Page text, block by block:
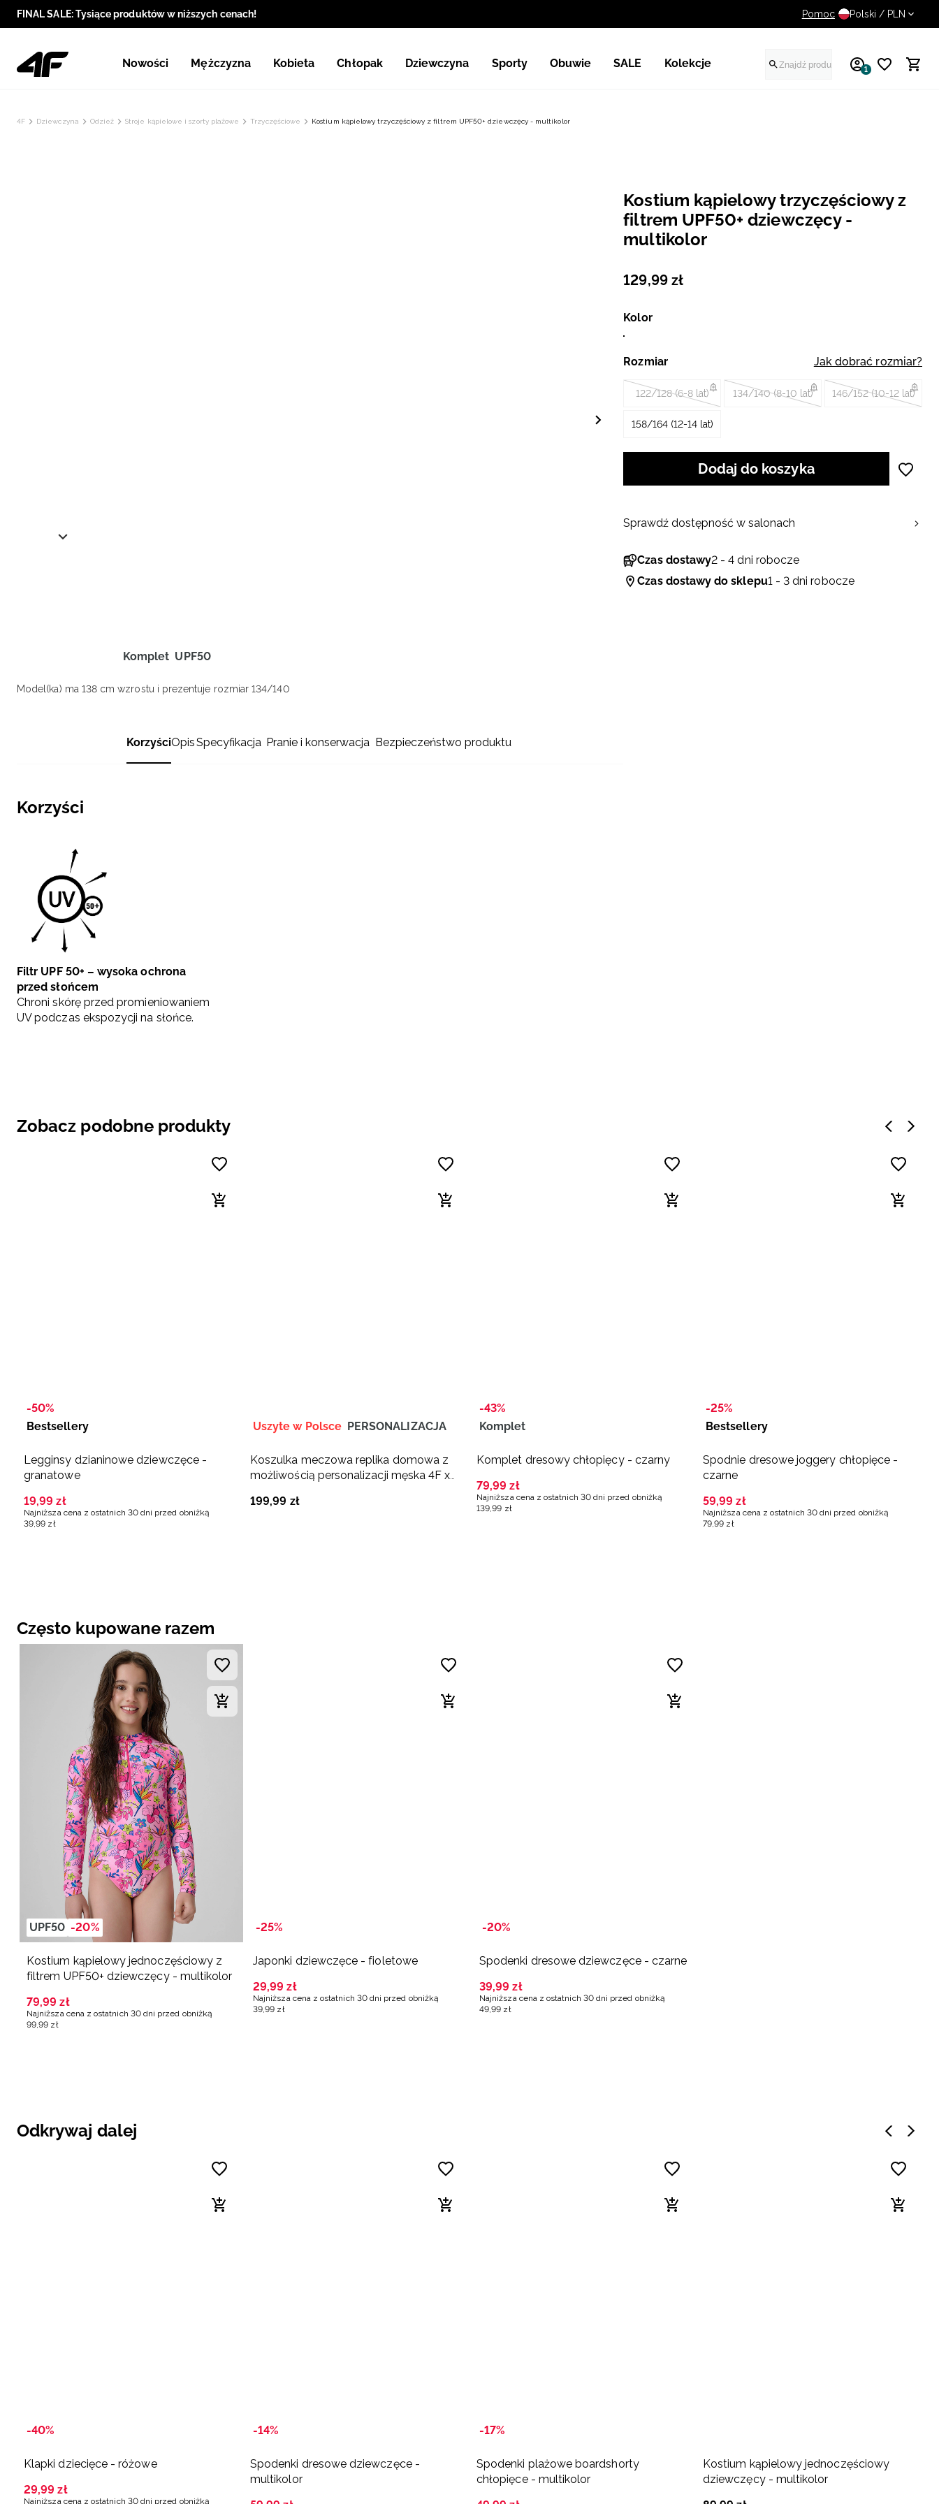
FINAL SALE: Tysiące produktów w niższych cenach! 14 dni na darmowy zwrot
Pomoc Polski / PLN
Nowości Mężczyzna Kobieta Chłopak Dziewczyna Sporty Obuwie SALE Kolekcje 1
4F Dziewczyna Odzież Stroje kąpielowe i szorty plażowe Trzyczęściowe Kostium kąpielowy trzyczęściowy z filtrem UPF50+ dziewczęcy - multikolor
Komplet UPF50
Model(ka) ma 138 cm wzrostu i prezentuje rozmiar 134/140
KorzyściOpisSpecyfikacja Pranie i konserwacja Bezpieczeństwo produktu
Korzyści
Filtr UPF 50+ – wysoka ochrona
przed słońcem
Chroni skórę przed promieniowaniem
UV podczas ekspozycji na słońce.
Kostium kąpielowy trzyczęściowy z
filtrem UPF50+ dziewczęcy -
multikolor
129,99 zł
Kolor
Rozmiar Jak dobrać rozmiar?
122/128 (6-8 lat) 134/140 (8-10 lat) 146/152 (10-12 lat)
158/164 (12-14 lat)
Dodaj do koszyka
Czas dostawy2 - 4 dni robocze
Czas dostawy do sklepu1 - 3 dni robocze
Sprawdź dostępność w salonach
Zobacz podobne produkty
-50%
Bestsellery
Legginsy dzianinowe dziewczęce -
granatowe
19,99 zł
Najniższa cena z ostatnich 30 dni przed obniżką
39,99 zł
Uszyte w Polsce PERSONALIZACJA
Koszulka meczowa replika domowa z
możliwością personalizacji męska 4F x
199,99 zł
-43%
Komplet
Komplet dresowy chłopięcy - czarny
79,99 zł
Najniższa cena z ostatnich 30 dni przed obniżką
139,99 zł
-25%
Bestsellery
Spodnie dresowe joggery chłopięce -
czarne
59,99 zł
Najniższa cena z ostatnich 30 dni przed obniżką
79,99 zł
Często kupowane razem
UPF50 -20%
Kostium kąpielowy jednoczęściowy z
filtrem UPF50+ dziewczęcy - multikolor
79,99 zł
Najniższa cena z ostatnich 30 dni przed obniżką
99 ,99 zł
-25%
Japonki dziewczęce - fioletowe
29,99 zł
Najniższa cena z ostatnich 30 dni przed obniżką
39 ,99 zł
-20%
Spodenki dresowe dziewczęce - czarne
39,99 zł
Najniższa cena z ostatnich 30 dni przed obniżką
49 ,99 zł
Odkrywaj dalej
-40%
Klapki dziecięce - różowe
29,99 zł
Najniższa cena z ostatnich 30 dni przed obniżką
-14%
Spodenki dresowe dziewczęce -
multikolor
-17%
Spodenki plażowe boardshorty
chłopięce - multikolor
Kostium kąpielowy jednoczęściowy
dziewczęcy - multikolor